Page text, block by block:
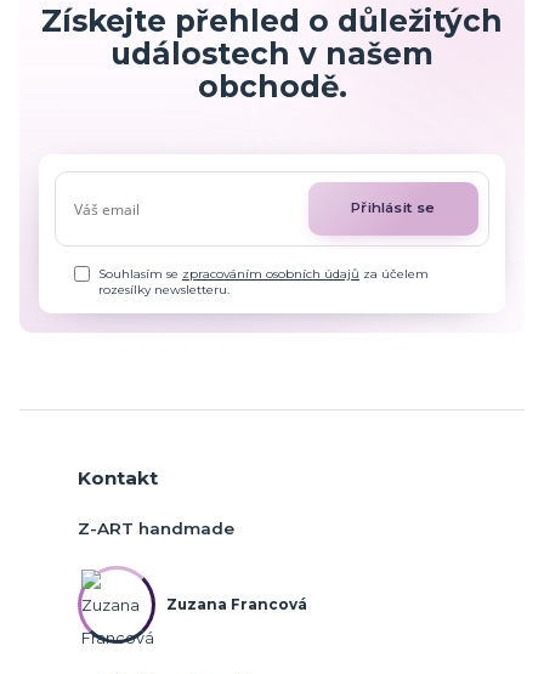
Získejte přehled o důležitých
událostech v našem
obchodě.
Přihlásit se
Souhlasím se zpracováním osobních údajů za účelem
rozesílky newsletteru.
Kontakt
Z-ART handmade
Zuzana Francová